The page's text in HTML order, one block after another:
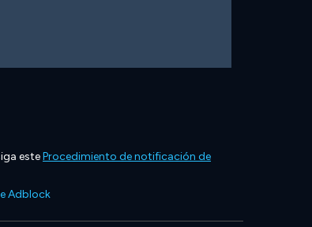
esteProcedimiento de notificación de
Adblock